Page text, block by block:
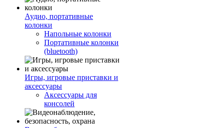
Аудио, портативные
колонки
Напольные колонки
Портативные колонки
(bluetooth)
Игры, игровые приставки и
аксессуары
Аксессуары для
консолей